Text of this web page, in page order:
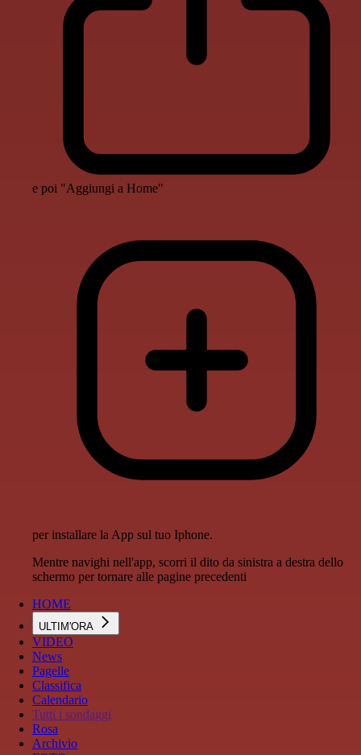
e poi "Aggiungi a Home"
per installare la App sul tuo Iphone.
Mentre navighi nell'app, scorri il dito da sinistra a destra dello
schermo per tornare alle pagine precedenti
HOME
ULTIM'ORA
VIDEO
News
Pagelle
Classifica
Calendario
Tutti i sondaggi
Rosa
Archivio